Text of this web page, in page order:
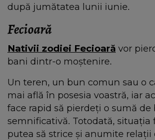
după jumătatea lunii iunie.
Fecioară
Nativii zodiei Fecioară vor
bani dintr-o moștenire.
Un teren, un bun comun sau o
mai află în posesia voastră, iar
face rapid să pierdeți o sumă de
semnificativă. Totodată, situația
putea să strice și anumite relații